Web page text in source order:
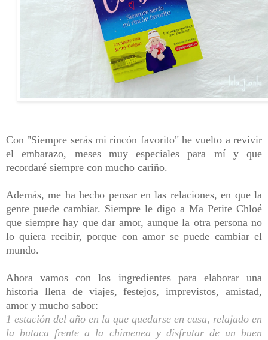
Con "Siempre serás mi rincón favorito" he vuelto a revivir
el embarazo, meses muy especiales para mí y que
recordaré siempre con mucho cariño.
Además, me ha hecho pensar en las relaciones, en que la
gente puede cambiar. Siempre le digo a Ma Petite Chloé
que siempre hay que dar amor, aunque la otra persona no
lo quiera recibir, porque con amor se puede cambiar el
mundo.
Ahora vamos con los ingredientes para elaborar una
historia llena de viajes, festejos, imprevistos, amistad,
amor y mucho sabor:
1 estación del año en la que quedarse en casa, relajado en
la butaca frente a la chimenea y disfrutar de un buen